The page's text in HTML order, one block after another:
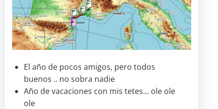
El año de pocos amigos, pero todos
buenos .. no sobra nadie
Año de vacaciones con mis tetes… ole ole
ole